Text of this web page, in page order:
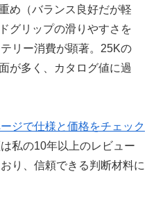
め（バランス良好だが軽
グリップの滑りやすさを
リー消費が顕著。25Kの
が多く、カタログ値に過
ジで仕様と価格をチェック
私の10年以上のレビュー
り、信頼できる判断材料に